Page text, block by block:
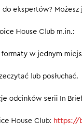
Bruksela
do ekspertów?
House Club m.in.:
w jednym
lub posłuchać.
odcinków serii In
House Club: https://